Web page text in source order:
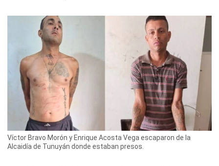
Víctor Bravo Morón y Enrique Acosta Vega escaparon de la
Alcaidía de Tunuyán donde estaban presos.